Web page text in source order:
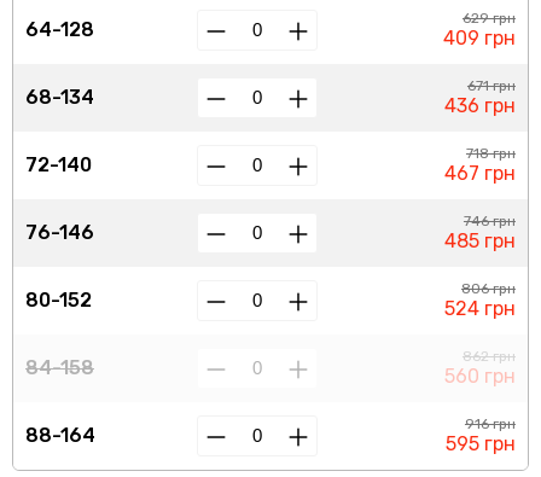
64-128
68-134
72-140
76-146
80-152
84-158
88-164
629 грн
409 грн
671 грн
436 грн
718 грн
467 грн
746 грн
485 грн
806 грн
524 грн
862 грн
560 грн
916 грн
595 грн